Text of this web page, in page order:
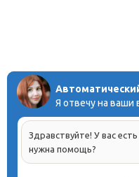
Я отвечу на ваши
Здравствуйте! У вас
нужна помощь?